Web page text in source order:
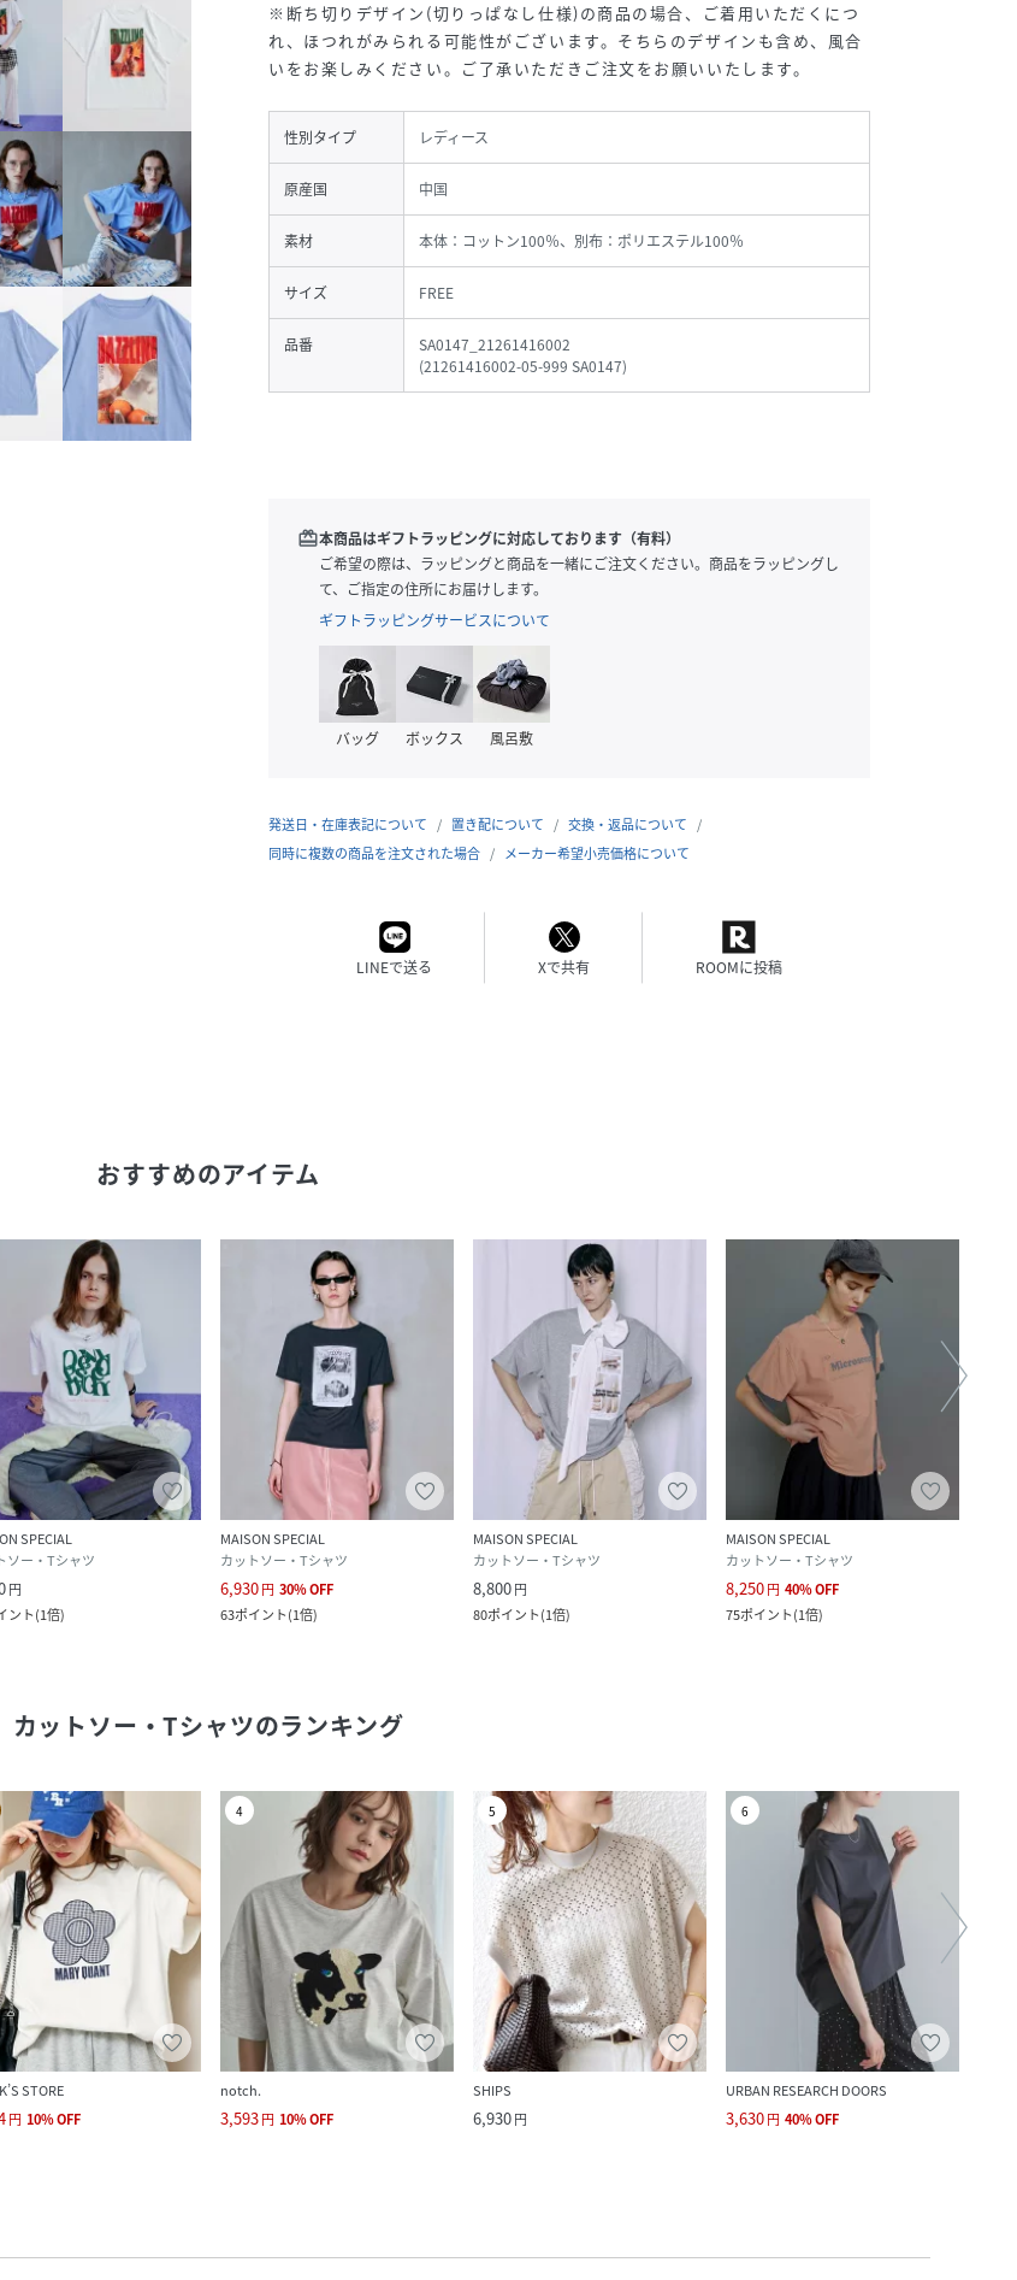
※断ち切りデザイン(切りっぱなし仕様)の商品の場合、ご着用いただくにつ
れ、ほつれがみられる可能性がございます。そちらのデザインも含め、風合
いをお楽しみください。ご了承いただきご注文をお願いいたします。
性別タイプ レディース
原産国 中国
素材 本体：コットン100％、別布：ポリエステル100％
サイズ FREE
品番
SA0147_21261416002
(21261416002-05-999 SA0147)
redeem本商品はギフトラッピングに対応しております（有料）
ご希望の際は、ラッピングと商品を一緒にご注文ください。商品をラッピングし
て、ご指定の住所にお届けします。
ギフトラッピングサービスについて
バッグ ボックス 風呂敷
発送日・在庫表記について 置き配について
交換・返品について
同時に複数の商品を注文された場合
メーカー希望小売価格について
LINEで送る Xで共有 ROOMに投稿
おすすめのアイテム
SPECIAL
ソー・Tシャツ
円
ント(1倍)
MAISON SPECIAL
カットソー・Tシャツ
6,930円 30%OFF
63ポイント(1倍)
MAISON SPECIAL
カットソー・Tシャツ
8,800円
80ポイント(1倍)
MAISON SPECIAL
カットソー・Tシャツ
8,250円 40%OFF
75ポイント(1倍)
カットソー・Tシャツのランキング
STORE
円 10%OFF
4
notch.
3,593円 10%OFF
5
SHIPS
6,930円
6
URBAN RESEARCH DOORS
3,630円 40%OFF